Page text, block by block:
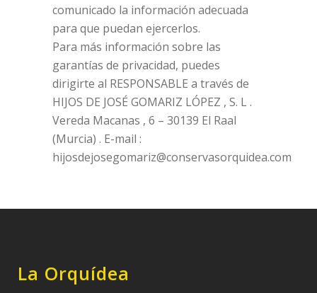
comunicado la información adecuada
para que puedan ejercerlos.
Para más información sobre las
garantías de privacidad, puedes
dirigirte al RESPONSABLE a través de
HIJOS DE JOSÉ GOMARIZ LÓPEZ , S. L .
Vereda Macanas , 6 – 30139 El Raal
(Murcia) . E-mail :
hijosdejosegomariz@conservasorquidea.com
La Orquídea